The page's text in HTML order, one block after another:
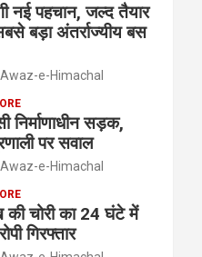
नई पहचान, जल्द तैयार
बड़ा अंतर्राज्यीय बस
Awaz-e-Himachal
निर्माणाधीन सड़क,
पर सवाल
Awaz-e-Himachal
चोरी का 24 घंटे में
गिरफ्तार